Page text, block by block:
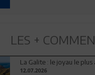
LES +
La Galite : le joyau le
12.07.2026